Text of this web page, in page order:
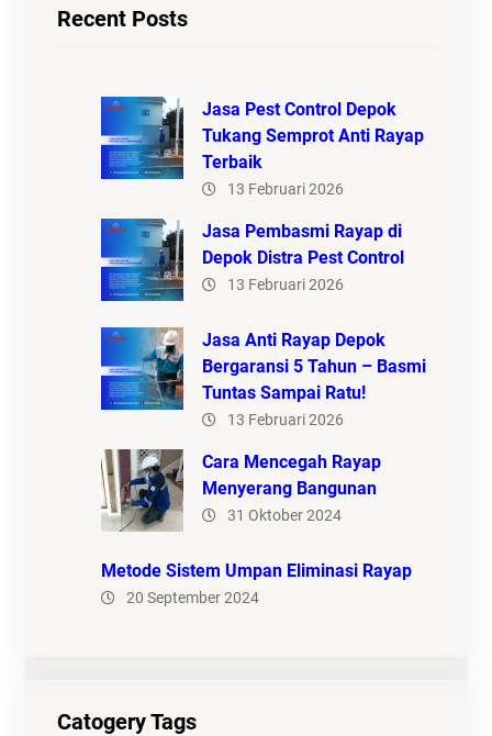
Recent Posts
Jasa Pest Control Depok
Tukang Semprot Anti Rayap
Terbaik
13 Februari 2026
Jasa Pembasmi Rayap di
Depok Distra Pest Control
13 Februari 2026
Jasa Anti Rayap Depok
Bergaransi 5 Tahun – Basmi
Tuntas Sampai Ratu!
13 Februari 2026
Cara Mencegah Rayap
Menyerang Bangunan
31 Oktober 2024
Metode Sistem Umpan Eliminasi Rayap
20 September 2024
Catogery Tags